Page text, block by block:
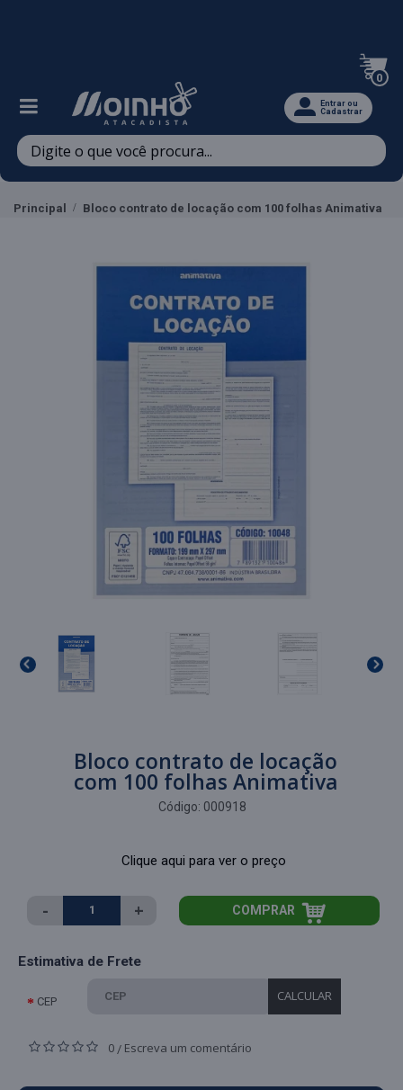
0
Entrar ou
Cadastrar
Principal Bloco contrato de locação com 100 folhas Animativa
Bloco contrato de locação
com 100 folhas Animativa
Código: 000918
Clique aqui para ver o preço
- + COMPRAR
Estimativa de Frete
CEP CALCULAR
0 / Escreva um comentário